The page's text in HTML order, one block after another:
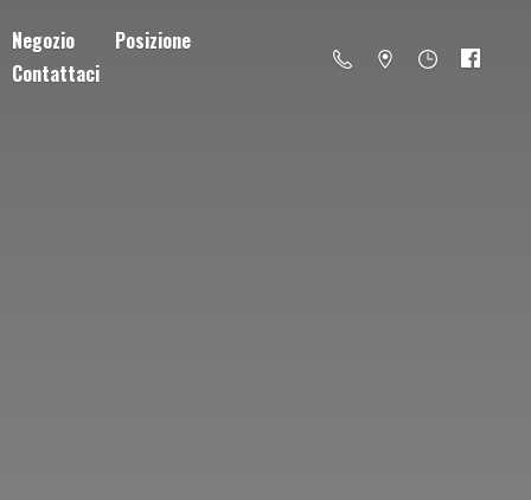
Negozio
Posizione
Contattaci